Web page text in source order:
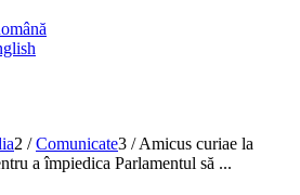
2 / Comunicate3 / Amicus curiae la
a împiedica Parlamentul să ...